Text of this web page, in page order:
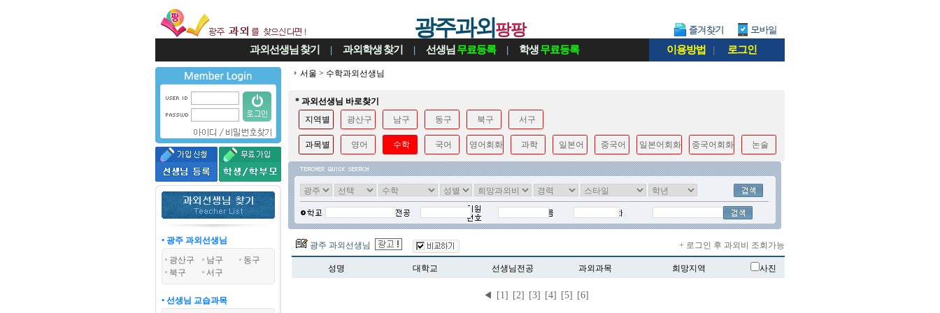
광주과외팡팡
과외선생님 찾기 | 과외학생찾기 | 선생님 무료등록 | 학생무료등록 이용방법 | 로그인
• 광주 과외선생님
광산구
남구
동구
북구
서구
• 선생님 교습과목
서울 > 수학과외선생님
* 과외선생님 바로찾기
지역별
광산구 남구 동구 북구 서구
과목별 영어 수학 국어 영어회화 과학 일본어 중국어 일본어회화 중국어회화 논술
광주 과외선생님 + 로그인 후 과외비 조회가능
성명 대학교 선생님전공 과외과목 희망지역 사진
◀ [1] [2] [3] [4] [5] [6]